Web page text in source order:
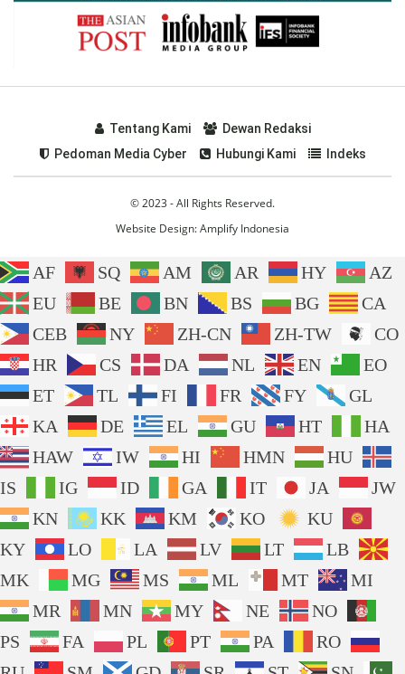
Tentang Kami
Dewan Redaksi
Pedoman Media Cyber
Hubungi Kami Indeks
© 2023 - All Rights Reserved.
Website Design:Amplify Indonesia
AF SQ AM AR HY
AZ
EU
BE BN BS BG
CA
CEB
NY ZH-CN ZH-TW
CO
HR
CS DA NL EN
EO
ET
TL FI FR FY
GL
KA
DE EL GU HT
HA
HAW
IW HI HMN
HU
IS
IG ID GA IT JA
JW
KN
KK KM KO
KU
KY
LO LA LV LT
LB
MK
MG MS ML MT
MI
MR
MN MY NE
NO
PS
FA PL PT PA
RO